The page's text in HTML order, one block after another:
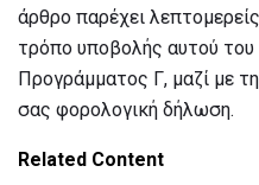
άρθρο παρέχει
τρόπο υποβολής αυτού του
Προγράμματος Γ, μαζί με
σας φορολογική δήλωση.
Related Content